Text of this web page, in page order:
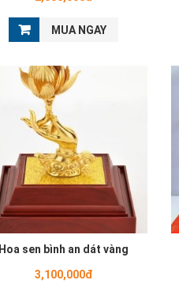
MUA NGAY
Hoa sen bình an dát vàng
3,100,000đ